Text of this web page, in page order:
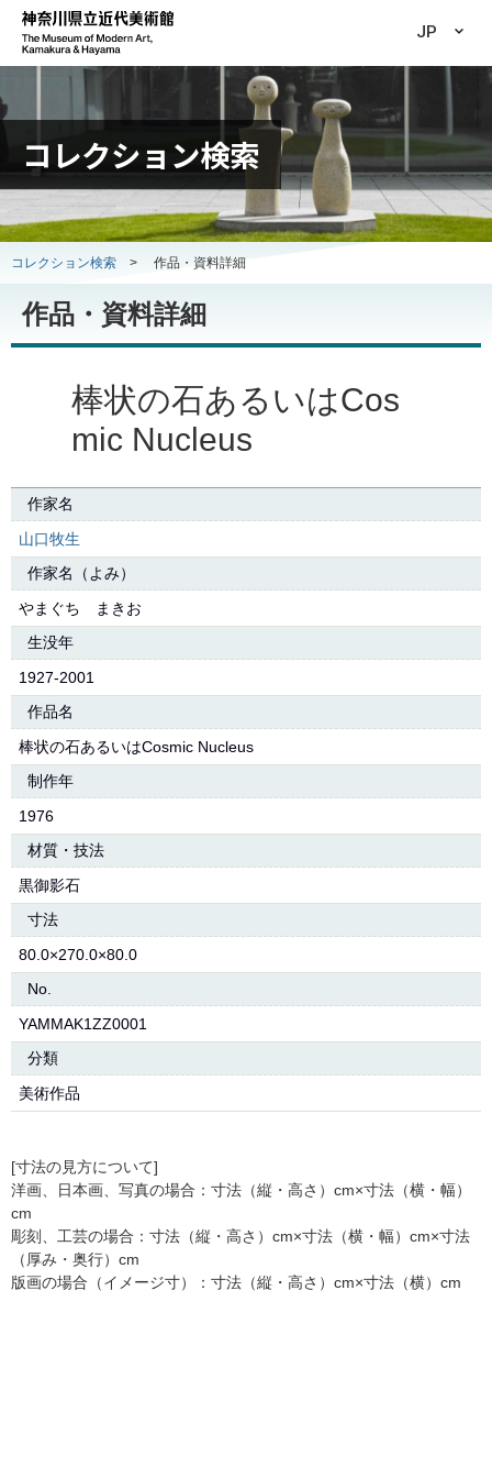
JP
コレクション検索
コレクション検索 > 作品・資料詳細
作品・資料詳細
棒状の石あるいはCos
mic Nucleus
作家名
山口牧生
作家名（よみ）
やまぐち まきお
生没年
1927-2001
作品名
棒状の石あるいはCosmic Nucleus
制作年
1976
材質・技法
黒御影石
寸法
80.0×270.0×80.0
No.
YAMMAK1ZZ0001
分類
美術作品
[寸法の見方について]
洋画、日本画、写真の場合：寸法（縦・高さ）cm×寸法（横・幅）
cm
彫刻、工芸の場合：寸法（縦・高さ）cm×寸法（横・幅）cm×寸法
（厚み・奥行）cm
版画の場合（イメージ寸）：寸法（縦・高さ）cm×寸法（横）cm